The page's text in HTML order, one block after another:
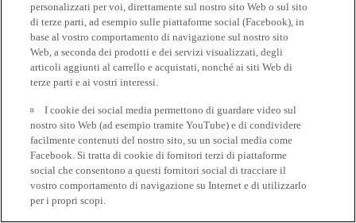
personalizzati per voi, direttamente sul nostro sito Web o sul sito
di terze parti, ad esempio sulle piattaforme social (Facebook), in
base al vostro comportamento di navigazione sul nostro sito
Web, a seconda dei prodotti e dei servizi visualizzati, degli
articoli aggiunti al carrello e acquistati, nonché ai siti Web di
terze parti e ai vostri interessi.
I cookie dei social media permettono di guardare video sul
nostro sito Web (ad esempio tramite YouTube) e di condividere
facilmente contenuti del nostro sito, su un social media come
Facebook. Si tratta di cookie di fornitori terzi di piattaforme
social che consentono a questi fornitori social di tracciare il
vostro comportamento di navigazione su Internet e di utilizzarlo
per i propri scopi.